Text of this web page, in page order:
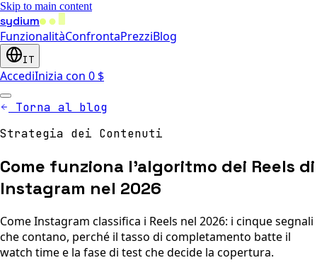
Skip to main content
sydium
FunzionalitàConfrontaPrezziBlog
IT
AccediInizia con 0 $
Torna al blog
Strategia dei Contenuti
Come funziona l'algoritmo dei Reels di
Instagram nel 2026
Come Instagram classifica i Reels nel 2026: i cinque segnali
che contano, perché il tasso di completamento batte il
watch time e la fase di test che decide la copertura.